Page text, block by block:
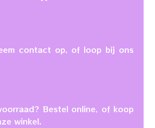
contact op, of loop bij ons
Bestel online, of koop
winkel.